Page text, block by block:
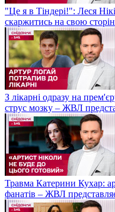
"Це я в Тіндері!": Леся
скаржитись на свою
З лікарні одразу на
струс мозку – ЖВЛ
Травма Катерини Кухар:
фанатів – ЖВЛ